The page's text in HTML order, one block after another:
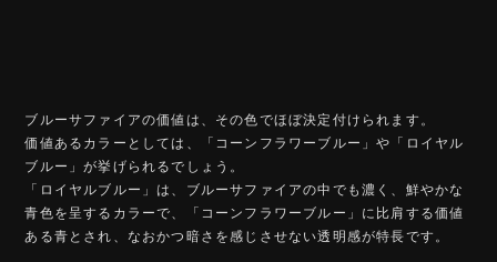
ブルーサファイアの価値は、その色でほぼ決定付けられます。
価値あるカラーとしては、「コーンフラワーブルー」や「ロイヤル
ブルー」が挙げられるでしょう。
「ロイヤルブルー」は、ブルーサファイアの中でも濃く、鮮やかな
青色を呈するカラーで、「コーンフラワーブルー」に比肩する価値
ある青とされ、なおかつ暗さを感じさせない透明感が特長です。